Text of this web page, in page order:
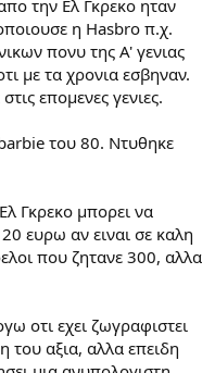
την Ελ Γκρεκο ηταν
η Hasbro π.χ.
πονυ της Α' γενιας
με τα χρονια εσβηναν.
επομενες γενιες.
του 80. Ντυθηκε
Γκρεκο μπορει να
ευρω αν ειναι σε καλη
που ζητανε 300, αλλα
οτι εχει ζωγραφιστει
του αξια, αλλα επειδη